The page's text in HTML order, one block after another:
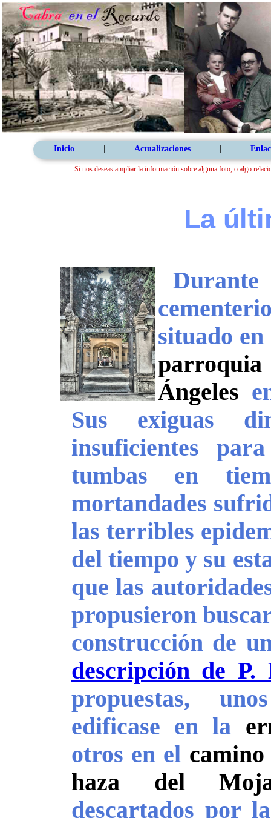
Inicio Actualizaciones
Si nos deseas ampliar la información sobre alguna foto, o algo
La
situado
Ángeles
Sus exiguas
insuficientes
tumbas en
mortandades
las terribles
del tiempo y su
que las
propusieron
construcción de
descripción de P.
propuestas,
edificase en la
otros en el
haza del
descartados por